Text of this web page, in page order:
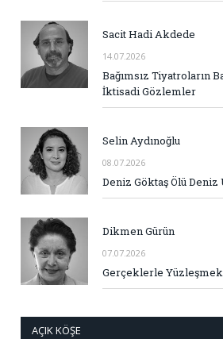
Sacit Hadi Akdede
14.07.2026
Bağımsız Tiyatroların
İktisadi Gözlemler
Selin Aydınoğlu
08.07.2026
Deniz Göktaş Ölü
Dikmen Gürün
07.07.2026
Gerçeklerle
AÇIK KÖŞE